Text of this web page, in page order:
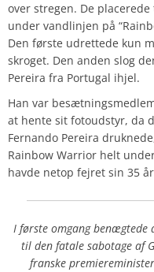
over stregen. De
under vandlinjen på
Den første udrettede kun
skroget. Den anden slog
Pereira fra Portugal ihjel.
Han var
at hente sit fotoudstyr, da
Fernando Pereira
Rainbow Warrior helt
havde netop fejret sin 35
I første omgang benægtede
til den fatale sabotage af
franske